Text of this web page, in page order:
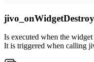
jivo_onWidgetDestroy
Is executed when the
It is triggered when calling